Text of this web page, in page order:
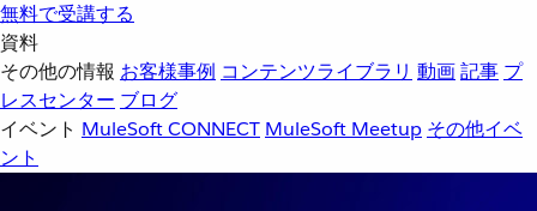
無料で受講する
資料
その他の情報 お客様事例 コンテンツライブラリ 動画記事 プ
レスセンター ブログ
イベント MuleSoft CONNECT MuleSoft Meetup その他イベ
ント